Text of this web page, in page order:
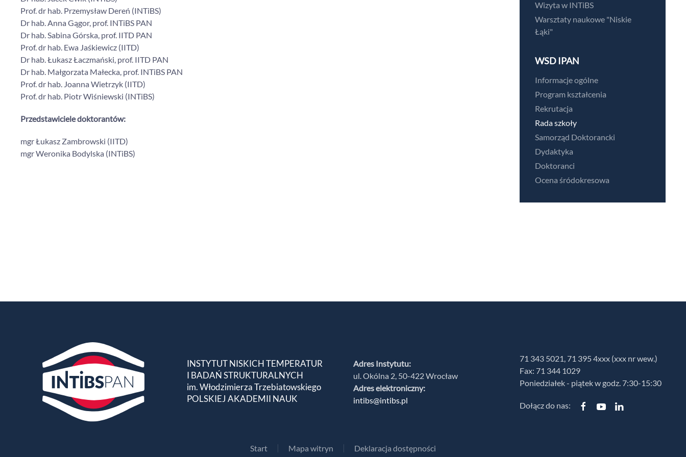
Prof. dr hab. Przemysław Dereń (INTiBS)
Dr hab. Anna Gągor, prof. INTiBS PAN
Dr hab. Sabina Górska, prof. IITD PAN
Prof. dr hab. Ewa Jaśkiewicz (IITD)
Dr hab. Łukasz Łaczmański, prof. IITD PAN
Dr hab. Małgorzata Małecka, prof. INTiBS PAN
Prof. dr hab. Joanna Wietrzyk (IITD)
Prof. dr hab. Piotr Wiśniewski (INTiBS)
Przedstawiciele doktorantów:
mgr Łukasz Zambrowski (IITD)
mgr Weronika Bodylska (INTiBS)
Wizyta w INTiBS
Warsztaty naukowe "Niskie
Łąki"
WSD IPAN
Informacje ogólne
Program kształcenia
Rekrutacja
Rada szkoły
Samorząd Doktorancki
Dydaktyka
Doktoranci
Ocena śródokresowa
INSTYTUT NISKICH TEMPERATUR
I BADAŃ STRUKTURALNYCH
im. Włodzimierza Trzebiatowskiego
POLSKIEJ AKADEMII NAUK
Adres Instytutu:
ul. Okólna 2, 50-422 Wrocław
Adres elektroniczny:
intibs@intibs.pl
71 343 5021, 71 395 4xxx (xxx nr wew.)
Fax: 71 344 1029
Poniedziałek - piątek w godz. 7:30-15:30
Dołącz do nas:
Start Mapa witryn Deklaracja dostępności